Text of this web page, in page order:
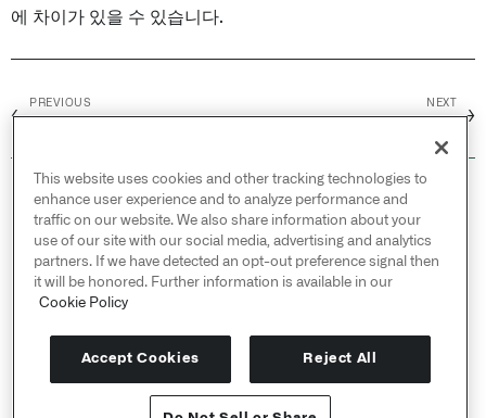
에 차이가 있을 수 있습니다.
←
PREVIOUS NEXT
→
© 2026 Palantir Technologies Inc. All rights
reserved.
Cookies Statement ↗
Privacy Statement ↗
Terms of Use ↗
Do Not Sell or Share My Personal Information
This website uses cookies and other tracking technologies to
enhance user experience and to analyze performance and
traffic on our website. We also share information about your
use of our site with our social media, advertising and analytics
partners. If we have detected an opt-out preference signal then
it will be honored. Further information is available in our
Cookie Policy
Accept Cookies Reject All